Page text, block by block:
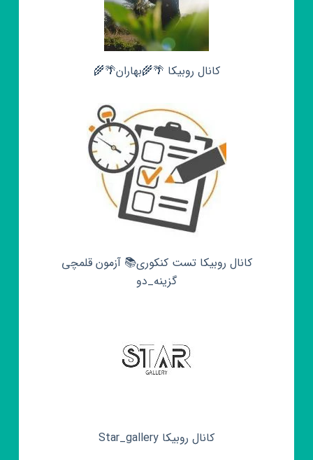
کانال روبیکا 🌴🌾بهاران🌴🌾
کانال روبیکا تست کنکوری📚 آزمون قلمچی‌‌
گزینه_دو
کانال روبیکا Star_gallery